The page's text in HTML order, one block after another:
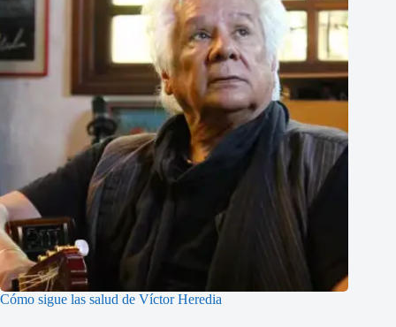
Cómo sigue las salud de Víctor Heredia